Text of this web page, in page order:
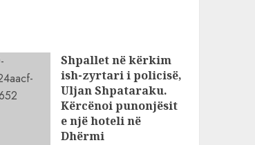
Shpallet në kërkim
ish-zyrtari i policisë,
Uljan Shpataraku.
Kërcënoi punonjësit
e një hoteli në
Dhërmi